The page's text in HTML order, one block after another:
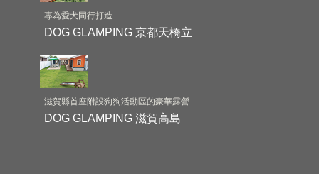
專為愛犬同行打造
DOG GLAMPING 京都天橋立
滋賀縣首座附設狗狗活動區的豪華露營
DOG GLAMPING 滋賀高島